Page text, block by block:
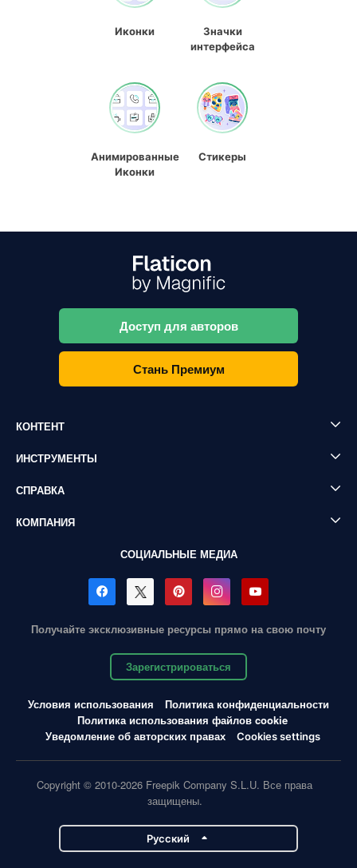
Иконки
Значки
интерфейса
Анимированные
Иконки
Стикеры
Доступ для авторов
Стань Премиум
КОНТЕНТ
ИНСТРУМЕНТЫ
СПРАВКА
КОМПАНИЯ
СОЦИАЛЬНЫЕ МЕДИА
Получайте эксклюзивные ресурсы прямо на свою почту
Зарегистрироваться
Условия использования
Политика конфиденциальности
Политика использования файлов cookie
Уведомление об авторских правах
Cookies settings
Copyright © 2010-2026 Freepik Company S.L.U. Все права
защищены.
Pусский